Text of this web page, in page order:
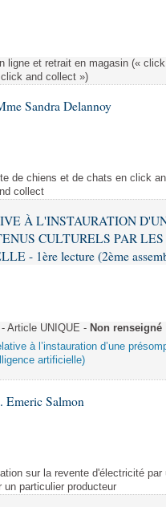
ligne et retrait en magasin («
and collect »)
Sandra Delannoy
de chiens et de chats en click
collect
À L'INSTAURATION
CULTURELS PAR LES
- 1ère lecture (2ème
Article UNIQUE - Non renseigné
à l’instauration d’une
artificielle)
Emeric Salmon
sur la revente d'électricité
particulier producteur